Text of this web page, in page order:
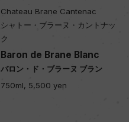
Chateau Brane Cantenac
シャトー・ブラーヌ・カントナッ
ク
Baron de Brane Blanc
バロン・ド・ブラーヌ ブラン
750ml, 5,500 yen